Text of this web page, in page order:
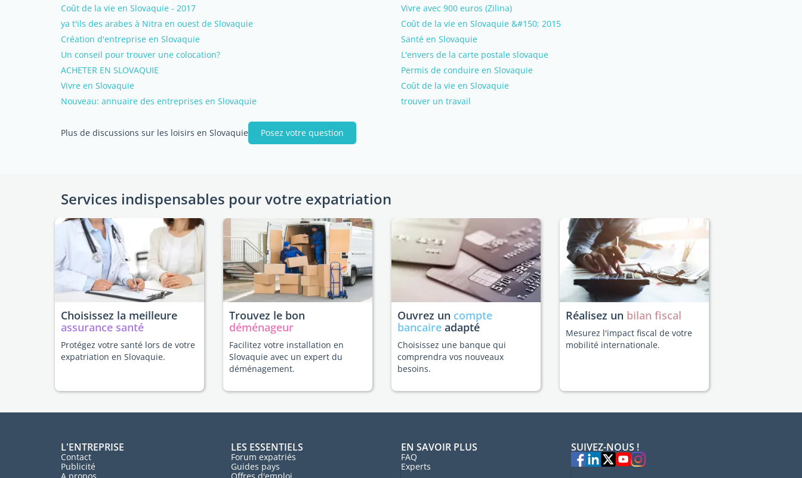
Coût de la vie en Slovaquie - 2017
Vivre avec 900 euros (Zilina)
ya t'ils des arabes à Nitra en ouest de Slovaquie
Coût de la vie en Slovaquie &#150; 2015
Création d'entreprise en Slovaquie
Santé en Slovaquie
Un conseil pour trouver une colocation?
L'envers de la carte postale slovaque
ACHETER EN SLOVAQUIE
Permis de conduire en Slovaquie
Vivre en Slovaquie
Coût de la vie en Slovaquie
Nouveau: annuaire des entreprises en Slovaquie
trouver un travail
Plus de discussions sur les loisirs en Slovaquie Posez votre question
Services indispensables pour votre expatriation
Choisissez la meilleure
assurance santé
Protégez votre santé lors de votre
expatriation en Slovaquie.
Trouvez le bon
déménageur
Facilitez votre installation en
Slovaquie avec un expert du
déménagement.
Ouvrez un compte
bancaire adapté
Choisissez une banque qui
comprendra vos nouveaux
besoins.
Réalisez un bilan fiscal
Mesurez l'impact fiscal de votre
mobilité internationale.
L'ENTREPRISE
Contact
Publicité
LES ESSENTIELS
Forum expatriés
Guides pays
EN SAVOIR PLUS
FAQ
Experts
SUIVEZ-NOUS !